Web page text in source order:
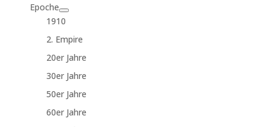
Epoche
1910
2. Empire
20er Jahre
30er Jahre
50er Jahre
60er Jahre